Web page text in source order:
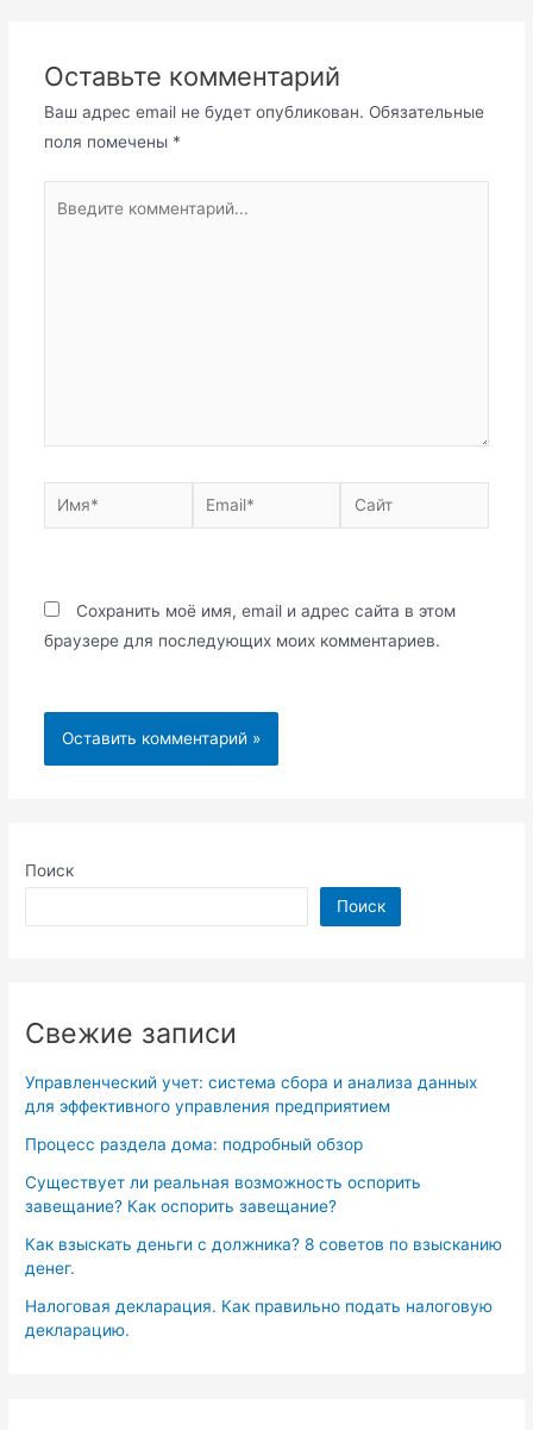
Поиск
Поиск
Свежие записи
Управленческий учет: система сбора и анализа данных
для эффективного управления предприятием
Процесс раздела дома: подробный обзор
Существует ли реальная возможность оспорить
завещание? Как оспорить завещание?
Как взыскать деньги с должника? 8 советов по взысканию
денег.
Налоговая декларация. Как правильно подать налоговую
декларацию.
Оставьте комментарий
Ваш адрес email не будет опубликован. Обязательные
поля помечены *
Имя* Email* Сайт
Сохранить моё имя, email и адрес сайта в этом
браузере для последующих моих комментариев.